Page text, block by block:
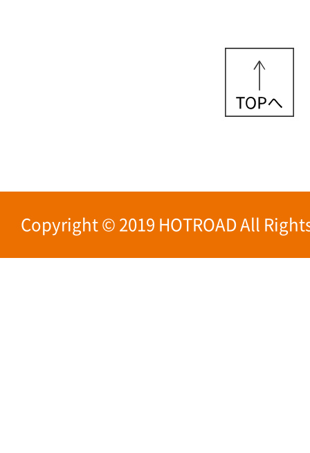
Copyright © 2019 HOTROAD All